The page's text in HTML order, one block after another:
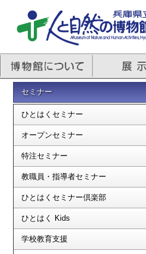
セミナー
ひとはくセミナー
オープンセミナー
特注セミナー
教職員・指導者セミナー
ひとはくセミナー倶楽部
ひとはく Kids
学校教育支援